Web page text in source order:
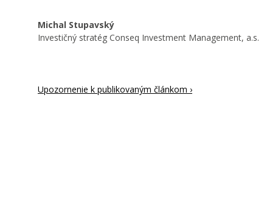
Michal Stupavský
Investičný stratég Conseq Investment Management, a.s.
Upozornenie k publikovaným článkom ›